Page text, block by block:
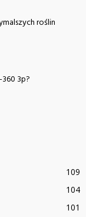
roślin
3p?
109
104
101